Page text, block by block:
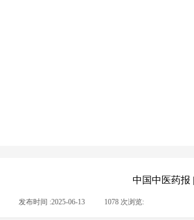
中国中医药报
发布时间 :2025-06-13 1078 次浏览: